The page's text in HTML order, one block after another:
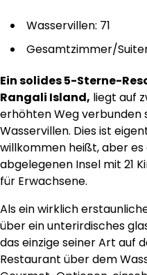
Wasservillen: 71
Gesamtzimmer/
Ein solides 5-Sterne-
Rangali Island, liegt auf
erhöhten Weg verbunden
Wasservillen. Dies ist
willkommen heißt, aber
abgelegenen Insel mit 21
für Erwachsene.
Als ein wirklich
über ein unterirdisches
das einzige seiner Art auf
Restaurant über dem